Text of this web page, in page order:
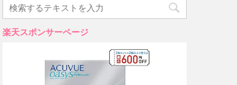
楽天スポンサーページ